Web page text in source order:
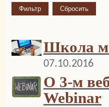
Школа
07.10.2016
О 3-м
Webinar